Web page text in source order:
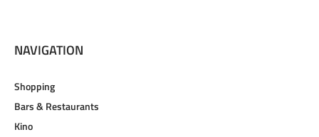
NAVIGATION
Shopping
Bars & Restaurants
Kino